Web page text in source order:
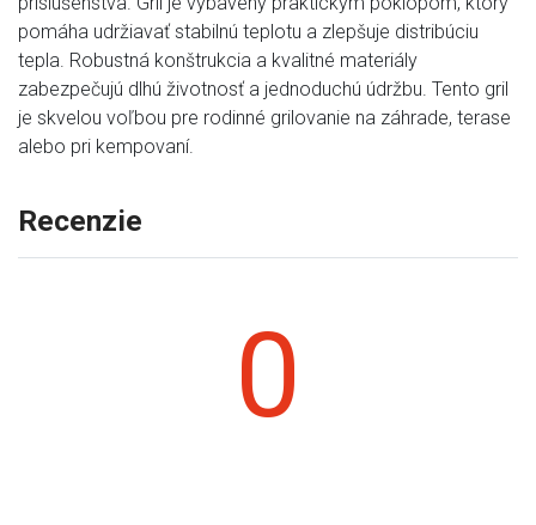
pomáha udržiavať stabilnú teplotu a zlepšuje distribúciu
tepla. Robustná konštrukcia a kvalitné materiály
zabezpečujú dlhú životnosť a jednoduchú údržbu. Tento gril
je skvelou voľbou pre rodinné grilovanie na záhrade, terase
alebo pri kempovaní.
Recenzie
0